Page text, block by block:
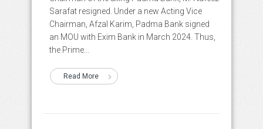
Sarafat resigned. Under a new Acting Vice
Chairman, Afzal Karim, Padma Bank signed
an MOU with Exim Bank in March 2024. Thus,
the Prime...
Read More